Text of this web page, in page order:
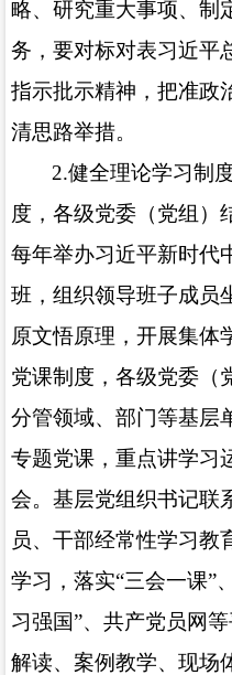
略、研究重大事项、制
务，要对标对表习近平
指示批示精神，把准政
清思路举措。
2.健全理论学习制
度，各级党委（党组）
每年举办习近平新时代
班，组织领导班子成员
原文悟原理，开展集体
党课制度，各级党委（
分管领域、部门等基层
专题党课，重点讲学习
会。基层党组织书记联
员、干部经常性学习教
学习，落实“三会一课”
习强国”、共产党员网
解读、案例教学、现场